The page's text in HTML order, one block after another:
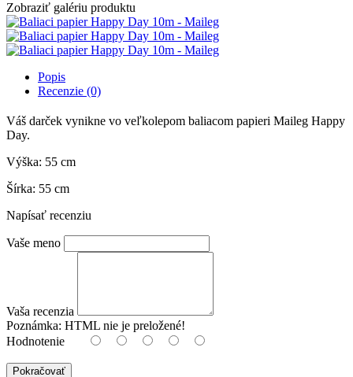
Zobraziť galériu produktu
Popis
Recenzie (0)
Váš darček vynikne vo veľkolepom baliacom papieri Maileg Happy
Day.
Výška: 55 cm
Šírka: 55 cm
Napísať recenziu
Vaše meno
Vaša recenzia
Poznámka: HTML nie je preložené!
Hodnotenie
Pokračovať